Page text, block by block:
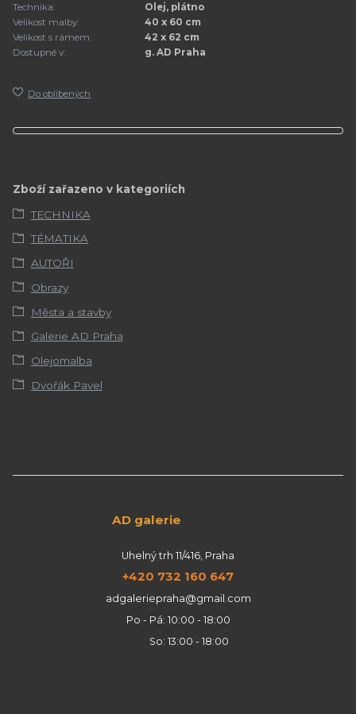
Technika:
Olej, plátno
Velikost malby:
40 x 60 cm
Velikost s rámem:
42 x 62 cm
Dostupné v:
g. AD Praha
Do oblíbených
Zboží zařazeno v kategoriích
TECHNIKA
TÉMATIKA
AUTOŘI
Obrazy
Města a stavby
Galerie AD Praha
Olejomalba
Dvořák Pavel
AD galerie
Uhelný trh 11/416, Praha
+420 732 160 647
adgaleriepraha@gmail.com
Po - Pá: 10:00 - 18:00
So: 13:00 - 18:00